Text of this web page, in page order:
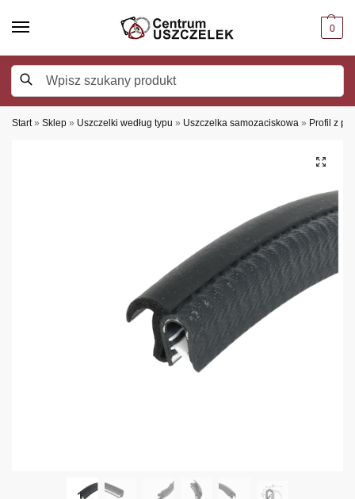
0
Start » Sklep » Uszczelki według typu » Uszczelka samozaciskowa » Profil z